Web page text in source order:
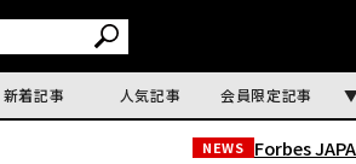
新着記事 人気記事 会員限定記事
NEWS Forbes